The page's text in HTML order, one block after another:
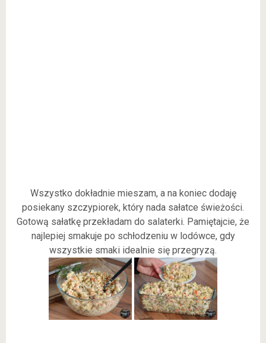
Wszystko dokładnie mieszam, a na koniec dodaję
posiekany szczypiorek, który nada sałatce świeżości.
Gotową sałatkę przekładam do salaterki. Pamiętajcie, że
najlepiej smakuje po schłodzeniu w lodówce, gdy
wszystkie smaki idealnie się przegryzą.